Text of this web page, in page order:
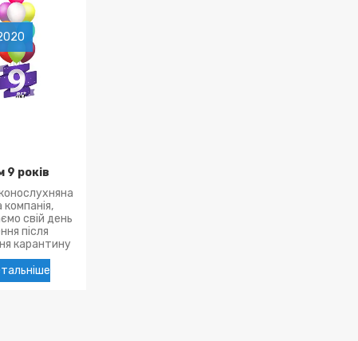
9 років
компанія,
свій день
після
карантину